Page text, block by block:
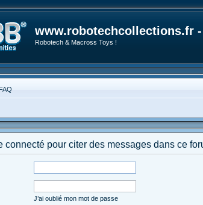
www.robotechcollections.fr
Robotech & Macross Toys !
connecté pour citer des messages dans ce
J’ai oublié mon mot de passe